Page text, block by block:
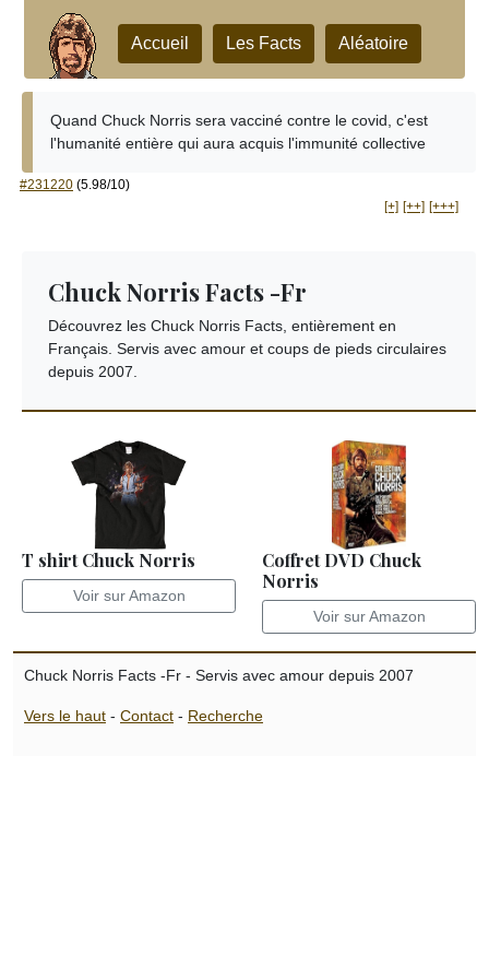
Accueil Les Facts Aléatoire
Quand Chuck Norris sera vacciné contre le covid, c'est
l'humanité entière qui aura acquis l'immunité collective
#231220 (5.98/10)
[+] [++] [+++]
Chuck Norris Facts -Fr
Découvrez les Chuck Norris Facts, entièrement en
Français. Servis avec amour et coups de pieds circulaires
depuis 2007.
T shirt Chuck Norris
Voir sur Amazon
Coffret DVD Chuck
Norris
Voir sur Amazon
Chuck Norris Facts -Fr - Servis avec amour depuis 2007
Vers le haut - Contact - Recherche